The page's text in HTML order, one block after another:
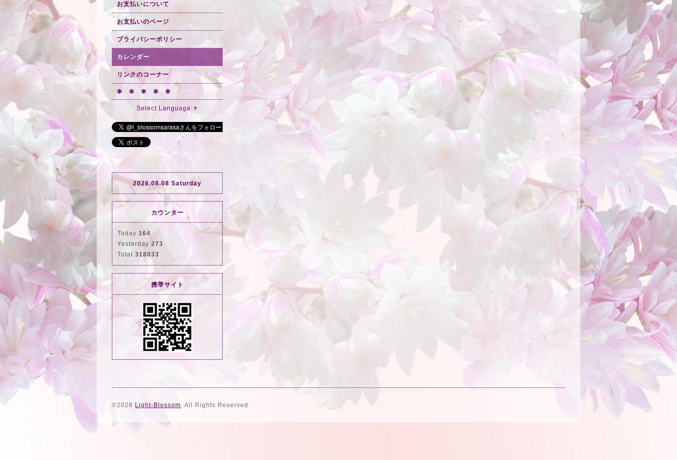
お支払いについて
お支払いのページ
プライバシーポリシー
カレンダー
リンクのコーナー
✻ ✻ ✻ ✻ ✻
Select Language ▼
2026.08.08 Saturday
カウンター
Today 164
Yesterday 273
Total 318033
携帯サイト
©2026 Light-Blossom. All Rights Reserved.